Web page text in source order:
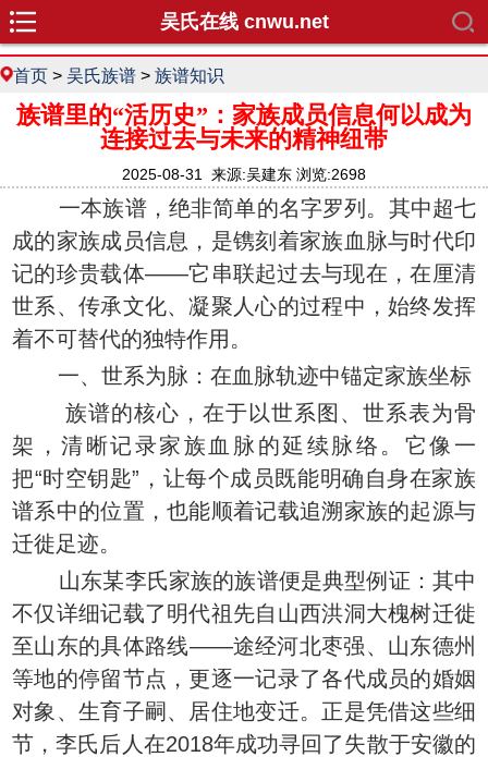
吴氏在线 cnwu.net
首页 > 吴氏族谱 > 族谱知识
族谱里的“活历史”：家族成员信息何以成为
连接过去与未来的精神纽带
2025-08-31 来源:吴建东 浏览:2698
一本族谱，绝非简单的名字罗列。其中超七
成的家族成员信息，是镌刻着家族血脉与时代印
记的珍贵载体——它串联起过去与现在，在厘清
世系、传承文化、凝聚人心的过程中，始终发挥
着不可替代的独特作用。
一、世系为脉：在血脉轨迹中锚定家族坐标
族谱的核心，在于以世系图、世系表为骨
架，清晰记录家族血脉的延续脉络。它像一
把“时空钥匙”，让每个成员既能明确自身在家族
谱系中的位置，也能顺着记载追溯家族的起源与
迁徙足迹。
山东某李氏家族的族谱便是典型例证：其中
不仅详细记载了明代祖先自山西洪洞大槐树迁徙
至山东的具体路线——途经河北枣强、山东德州
等地的停留节点，更逐一记录了各代成员的婚姻
对象、生育子嗣、居住地变迁。正是凭借这些细
节，李氏后人在2018年成功寻回了失散于安徽的